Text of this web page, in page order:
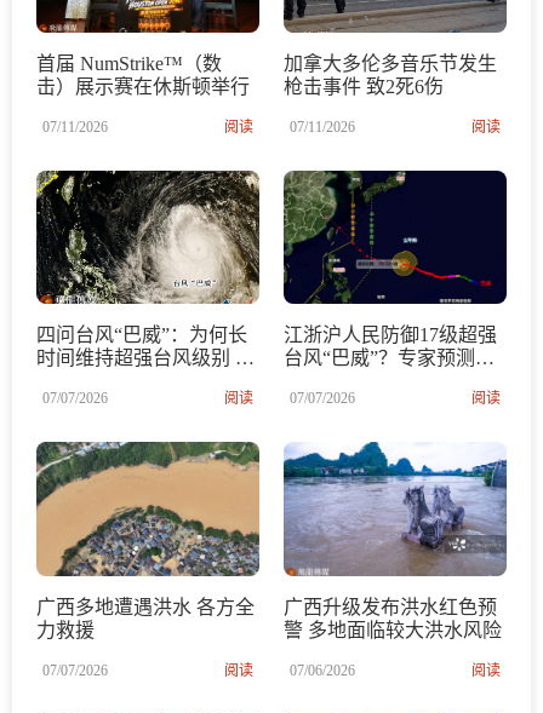
首届 NumStrike™（数
击）展示赛在休斯顿举行
07/11/2026 阅读
加拿大多伦多音乐节发生
枪击事件 致2死6伤
07/11/2026 阅读
四问台风“巴威”：为何长
时间维持超强台风级别 将
07/07/2026 阅读
江浙沪人民防御17级超强
台风“巴威”？专家预测对
一天
07/07/2026 阅读
广西多地遭遇洪水 各方全
力救援
07/07/2026 阅读
广西升级发布洪水红色预
警 多地面临较大洪水风险
07/06/2026 阅读